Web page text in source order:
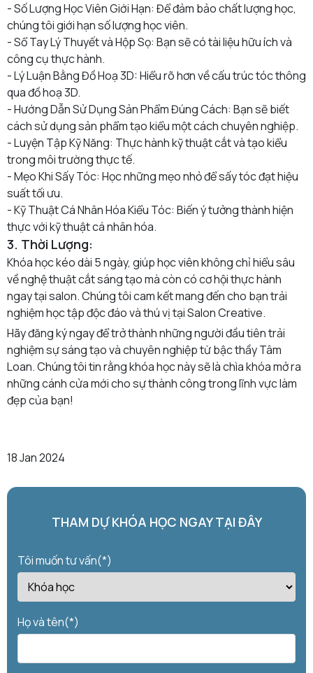
- Số Lượng Học Viên Giới Hạn: Để đảm bảo chất lượng học,
chúng tôi giới hạn số lượng học viên.
- Sổ Tay Lý Thuyết và Hộp Sọ: Bạn sẽ có tài liệu hữu ích và
công cụ thực hành.
- Lý Luận Bằng Đồ Hoạ 3D: Hiểu rõ hơn về cấu trúc tóc thông
qua đồ hoạ 3D.
- Hướng Dẫn Sử Dụng Sản Phẩm Đúng Cách: Bạn sẽ biết
cách sử dụng sản phẩm tạo kiểu một cách chuyên nghiệp.
- Luyện Tập Kỹ Năng: Thực hành kỹ thuật cắt và tạo kiểu
trong môi trường thực tế.
- Mẹo Khi Sấy Tóc: Học những mẹo nhỏ để sấy tóc đạt hiệu
suất tối ưu.
- Kỹ Thuật Cá Nhân Hóa Kiểu Tóc: Biến ý tưởng thành hiện
thực với kỹ thuật cá nhân hóa.
3. Thời Lượng:
Khóa học kéo dài 5 ngày, giúp học viên không chỉ hiểu sâu
về nghệ thuật cắt sáng tạo mà còn có cơ hội thực hành
ngay tại salon. Chúng tôi cam kết mang đến cho bạn trải
nghiệm học tập độc đáo và thú vị tại Salon Creative.
Hãy đăng ký ngay để trở thành những người đầu tiên trải
nghiệm sự sáng tạo và chuyên nghiệp từ bậc thầy Tâm
Loan. Chúng tôi tin rằng khóa học này sẽ là chìa khóa mở ra
những cánh cửa mới cho sự thành công trong lĩnh vực làm
đẹp của bạn!
18 Jan 2024
THAM DỰ KHÓA HỌC NGAY TẠI ĐÂY
Tôi muốn tư vấn(*)
Họ và tên(*)